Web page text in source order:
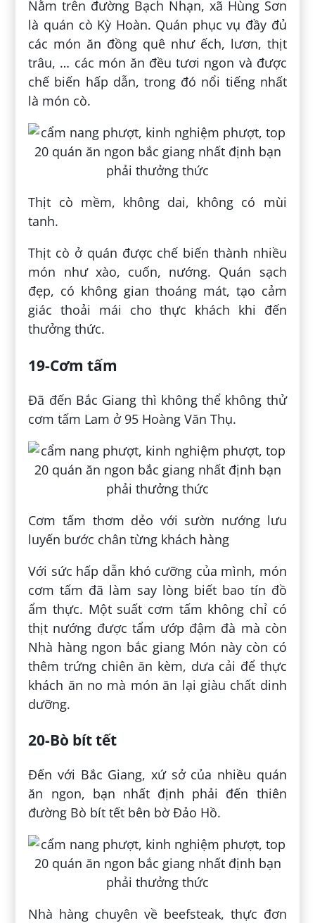
Nằm trên đường Bạch Nhạn, xã Hùng Sơn
là quán cò Kỳ Hoàn. Quán phục vụ đầy đủ
các món ăn đồng quê như ếch, lươn, thịt
trâu, … các món ăn đều tươi ngon và được
chế biến hấp dẫn, trong đó nổi tiếng nhất
là món cò.
Thịt cò mềm, không dai, không có mùi
tanh.
Thịt cò ở quán được chế biến thành nhiều
món như xào, cuốn, nướng. Quán sạch
đẹp, có không gian thoáng mát, tạo cảm
giác thoải mái cho thực khách khi đến
thưởng thức.
19-Cơm tấm
Đã đến Bắc Giang thì không thể không thử
cơm tấm Lam ở 95 Hoàng Văn Thụ.
Cơm tấm thơm dẻo với sườn nướng lưu
luyến bước chân từng khách hàng
Với sức hấp dẫn khó cưỡng của mình, món
cơm tấm đã làm say lòng biết bao tín đồ
ẩm thực. Một suất cơm tấm không chỉ có
thịt nướng được tẩm ướp đậm đà mà còn
Nhà hàng ngon bắc giang Món này còn có
thêm trứng chiên ăn kèm, dưa cải để thực
khách ăn no mà món ăn lại giàu chất dinh
dưỡng.
20-Bò bít tết
Đến với Bắc Giang, xứ sở của nhiều quán
ăn ngon, bạn nhất định phải đến thiên
đường Bò bít tết bên bờ Đảo Hồ.
Nhà hàng chuyên về beefsteak, thực đơn